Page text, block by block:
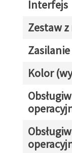
Interfejs
Zestaw
Kolor